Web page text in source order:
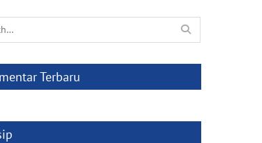
Terbaru